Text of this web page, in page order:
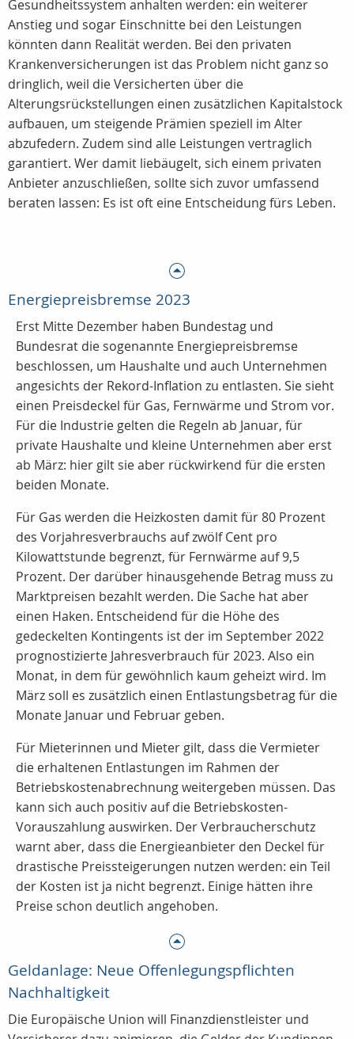
Gesundheitssystem anhalten werden: ein weiterer
Anstieg und sogar Einschnitte bei den Leistungen
könnten dann Realität werden. Bei den privaten
Krankenversicherungen ist das Problem nicht ganz so
dringlich, weil die Versicherten über die
Alterungsrückstellungen einen zusätzlichen Kapitalstock
aufbauen, um steigende Prämien speziell im Alter
abzufedern. Zudem sind alle Leistungen vertraglich
garantiert. Wer damit liebäugelt, sich einem privaten
Anbieter anzuschließen, sollte sich zuvor umfassend
beraten lassen: Es ist oft eine Entscheidung fürs Leben.
Energiepreisbremse 2023
Erst Mitte Dezember haben Bundestag und
Bundesrat die sogenannte Energiepreisbremse
beschlossen, um Haushalte und auch Unternehmen
angesichts der Rekord-Inflation zu entlasten. Sie sieht
einen Preisdeckel für Gas, Fernwärme und Strom vor.
Für die Industrie gelten die Regeln ab Januar, für
private Haushalte und kleine Unternehmen aber erst
ab März: hier gilt sie aber rückwirkend für die ersten
beiden Monate.
Für Gas werden die Heizkosten damit für 80 Prozent
des Vorjahresverbrauchs auf zwölf Cent pro
Kilowattstunde begrenzt, für Fernwärme auf 9,5
Prozent. Der darüber hinausgehende Betrag muss zu
Marktpreisen bezahlt werden. Die Sache hat aber
einen Haken. Entscheidend für die Höhe des
gedeckelten Kontingents ist der im September 2022
prognostizierte Jahresverbrauch für 2023. Also ein
Monat, in dem für gewöhnlich kaum geheizt wird. Im
März soll es zusätzlich einen Entlastungsbetrag für die
Monate Januar und Februar geben.
Für Mieterinnen und Mieter gilt, dass die Vermieter
die erhaltenen Entlastungen im Rahmen der
Betriebskostenabrechnung weitergeben müssen. Das
kann sich auch positiv auf die Betriebskosten-
Vorauszahlung auswirken. Der Verbraucherschutz
warnt aber, dass die Energieanbieter den Deckel für
drastische Preissteigerungen nutzen werden: ein Teil
der Kosten ist ja nicht begrenzt. Einige hätten ihre
Preise schon deutlich angehoben.
Geldanlage: Neue Offenlegungspflichten
Nachhaltigkeit
Die Europäische Union will Finanzdienstleister und